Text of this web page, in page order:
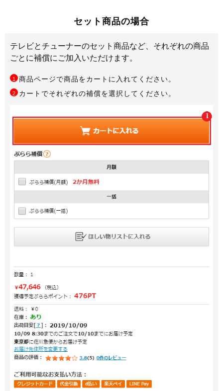
セット商品の場合
テレビとチューナーのセット商品など、それぞれの商品
ごとに補償にご加入いただけます。
1 商品ページで商品をカートに入れてください。
2 カートでそれぞれの補償を選択してください。